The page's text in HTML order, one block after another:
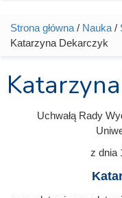
Jesteś tutaj
Strona główna / Nauka /
Katarzyna Dekarczyk
Uchwałą Rady
z dnia